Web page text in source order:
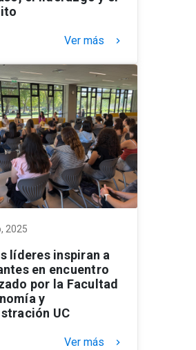
Ver más keyboard_arrow_right
2025
líderes inspiran a
en encuentro
por la Facultad
y
UC
Ver más keyboard_arrow_right